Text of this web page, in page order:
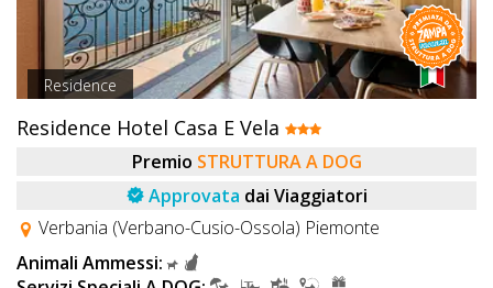
Residence
Residence Hotel Casa E Vela
Premio STRUTTURA A DOG
Approvata dai Viaggiatori
Verbania (Verbano-Cusio-Ossola) Piemonte
Animali Ammessi: